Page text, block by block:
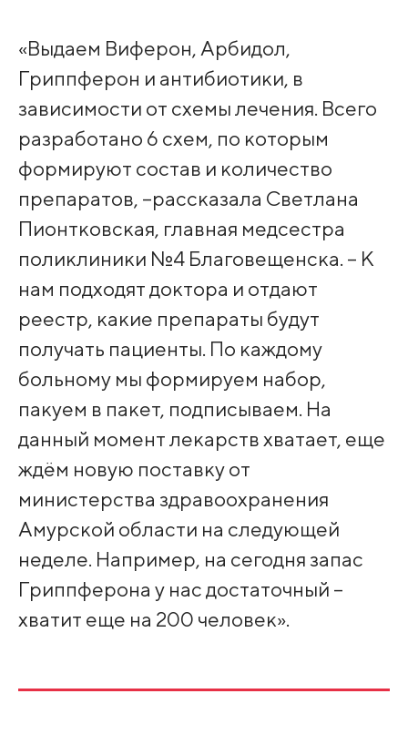
«Выдаем Виферон, Арбидол,
Гриппферон и антибиотики, в
зависимости от схемы лечения. Всего
разработано 6 схем, по которым
формируют состав и количество
препаратов, –рассказала Светлана
Пионтковская, главная медсестра
поликлиники №4 Благовещенска. – К
нам подходят доктора и отдают
реестр, какие препараты будут
получать пациенты. По каждому
больному мы формируем набор,
пакуем в пакет, подписываем. На
данный момент лекарств хватает, еще
ждём новую поставку от
министерства здравоохранения
Амурской области на следующей
неделе. Например, на сегодня запас
Гриппферона у нас достаточный –
хватит еще на 200 человек».